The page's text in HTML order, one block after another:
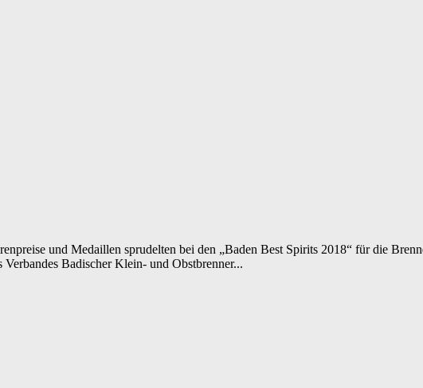
und Medaillen sprudelten bei den „Baden Best Spirits 2018“ für die
Badischer Klein- und Obstbrenner...